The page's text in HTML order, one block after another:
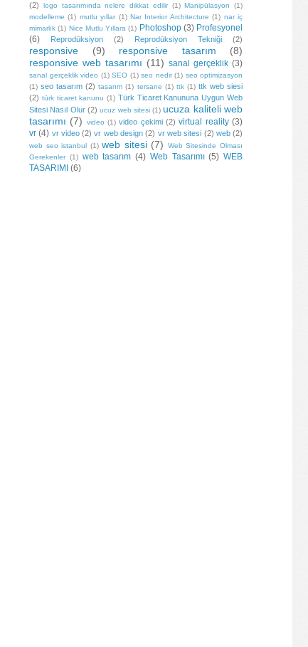
(2)
logo tasarımında nelere dikkat edilir (1) Manipülasyon
(1)
modelleme (1) mutlu yıllar (1) Nar Interior Architecture (1) nar iç
mimarlık (1) Nice Mutlu Yıllara (1) Photoshop (3) Profesyonel
(6)
Reprodüksiyon (2) Reprodüksiyon Tekniği (2)
responsive (9) responsive tasarım
(8)
responsive web tasarımı (11) sanal gerçeklik (3)
sanal gerçeklik video (1) SEO (1) seo nedir (1) seo optimizasyon
(1) seo tasarım (2) tasarım (1) tersane (1) ttk (1) ttk web siesi
(2) türk ticaret kanunu (1) Türk Ticaret Kanununa Uygun Web
Sitesi Nasıl Olur (2) ucuz web sitesi (1) ucuza kaliteli web
tasarımı (7) video (1) video çekimi (2) virtual reality (3)
vr (4) vr video (2) vr web design (2) vr web sitesi (2) web (2)
web seo istanbul (1) web sitesi (7)
Web Sitesinde Olması
Gerekenler (1) web tasarım (4) Web Tasarımı (5) WEB
TASARIMI (6)